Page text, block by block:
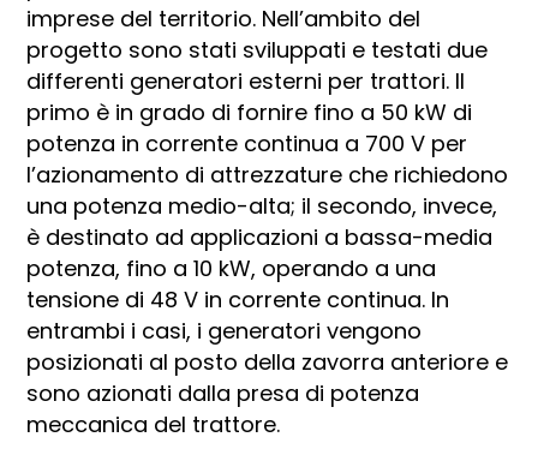
imprese del territorio. Nell’ambito del
progetto sono stati sviluppati e testati due
differenti generatori esterni per trattori. Il
primo è in grado di fornire fino a 50 kW di
potenza in corrente continua a 700 V per
l’azionamento di attrezzature che richiedono
una potenza medio-alta; il secondo, invece,
è destinato ad applicazioni a bassa-media
potenza, fino a 10 kW, operando a una
tensione di 48 V in corrente continua. In
entrambi i casi, i generatori vengono
posizionati al posto della zavorra anteriore e
sono azionati dalla presa di potenza
meccanica del trattore.